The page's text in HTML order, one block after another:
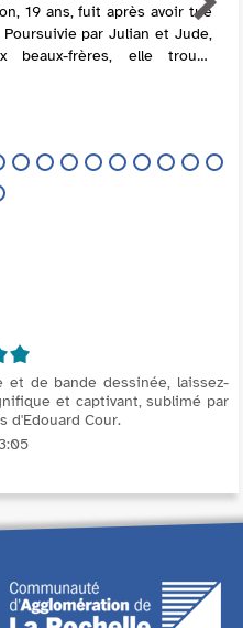
19 ans, fuit après avoir tué
par Julian et Jude,
beaux-frères, elle trouve
de bande dessinée, laissez-
et captivant, sublimé par
d'Edouard Cour.